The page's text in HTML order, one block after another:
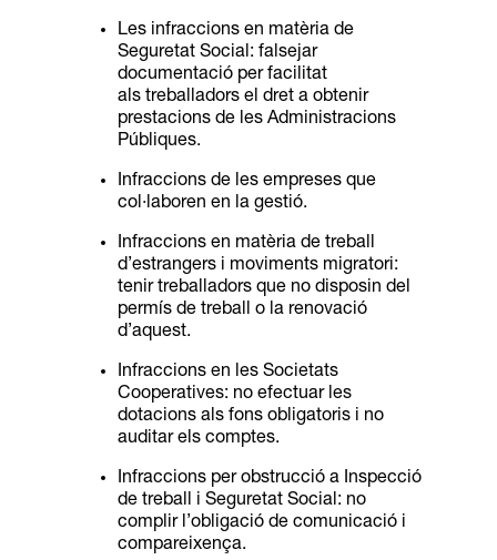
Les infraccions en matèria de
Seguretat Social: falsejar
documentació per facilitat
alstreballadors el dret a obtenir
prestacions de les Administracions
Públiques.
Infraccions de les empreses que
col·laboren en la gestió.
Infraccions en matèria de treball
d’estrangers i moviments migratori:
tenir treballadorsque no disposin del
permís de treball o la renovació
d’aquest.
Infraccions en les Societats
Cooperatives: no efectuar les
dotacions als fons obligatoris i no
auditar els comptes.
Infraccions per obstrucció a Inspecció
de treball i Seguretat Social: no
complir l’obligació de comunicació i
compareixença.